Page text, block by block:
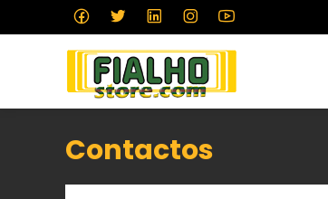
Contactos